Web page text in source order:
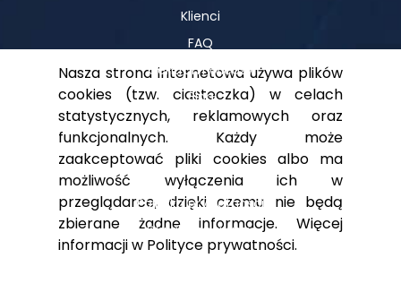
Klienci
FAQ
Centrum Wiedzy
Blog
Pomoc
Polityka prywatności
Dla akcjonariuszy
Kontakt
Nasza strona internetowa używa plików
cookies (tzw. ciasteczka) w celach
statystycznych, reklamowych oraz
funkcjonalnych. Każdy może
zaakceptować pliki cookies albo ma
możliwość wyłączenia ich w
przeglądarce, dzięki czemu nie będą
zbierane żadne informacje. Więcej
informacji w Polityce prywatności.